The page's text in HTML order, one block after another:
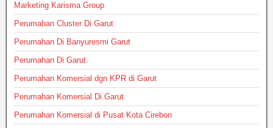
Marketing Karisma Group
Perumahan Cluster Di Garut
Perumahan Di Banyuresmi Garut
Perumahan Di Garut.
Perumahan Komersial dgn KPR di Garut
Perumahan Komersial Di Garut
Perumahan Komersial di Pusat Kota Cirebon